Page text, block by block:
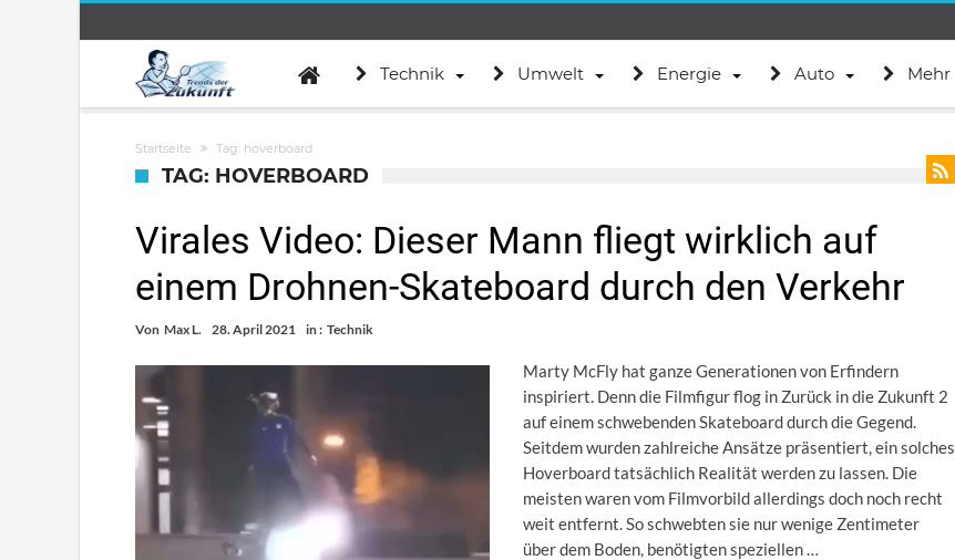
Technik Umwelt Energie Auto Mehr
Startseite Tag: hoverboard
TAG: HOVERBOARD
Virales Video: Dieser Mann fliegt wirklich auf
einem Drohnen-Skateboard durch den Verkehr
Von Max L. 28. April 2021 in : Technik
Marty McFly hat ganze Generationen von Erfindern
inspiriert. Denn die Filmfigur flog in Zurück in die Zukunft 2
auf einem schwebenden Skateboard durch die Gegend.
Seitdem wurden zahlreiche Ansätze präsentiert, ein solches
Hoverboard tatsächlich Realität werden zu lassen. Die
meisten waren vom Filmvorbild allerdings doch noch recht
weit entfernt. So schwebten sie nur wenige Zentimeter
über dem Boden, benötigten speziellen …